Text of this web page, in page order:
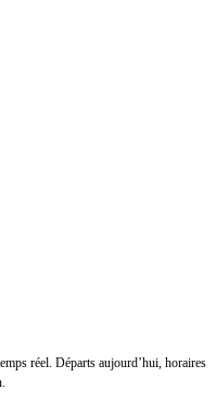
réel. Départs aujourd’hui, horaires